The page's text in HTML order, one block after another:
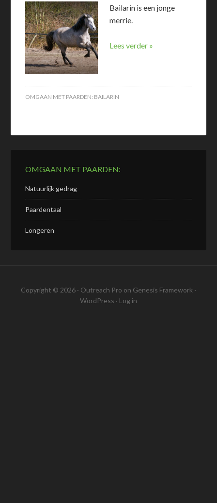
Bailarin is een jonge
merrie.
Lees verder »
OMGAAN MET PAARDEN: BAILARIN
OMGAAN MET PAARDEN:
Natuurlijk gedrag
Paardentaal
Longeren
Copyright © 2026 · Outreach Pro on Genesis Framework ·
WordPress · Log in